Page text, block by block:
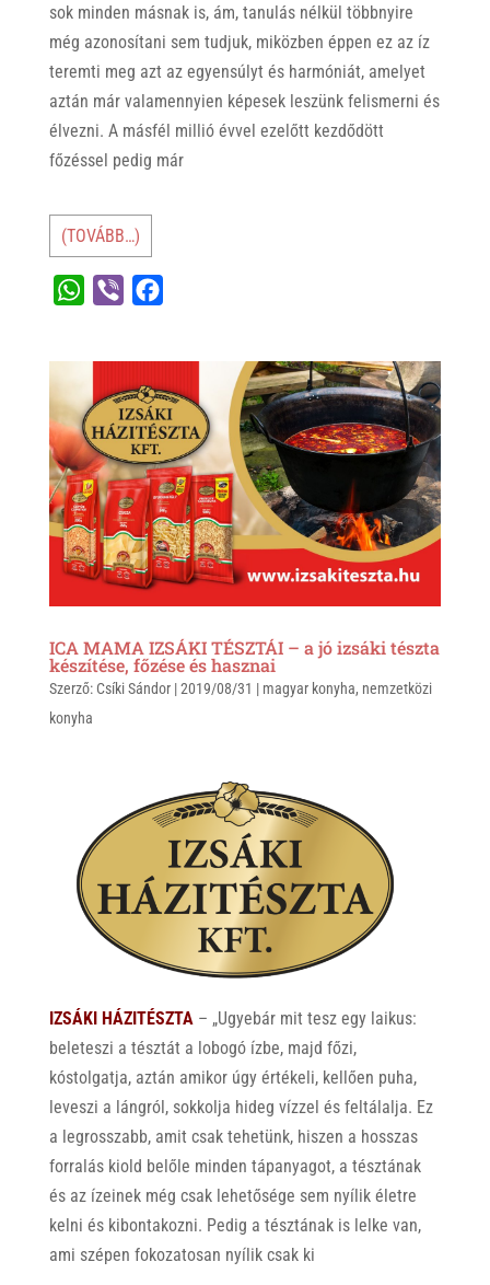
sok minden másnak is, ám, tanulás nélkül többnyire
még azonosítani sem tudjuk, miközben éppen ez az íz
teremti meg azt az egyensúlyt és harmóniát, amelyet
aztán már valamennyien képesek leszünk felismerni és
élvezni. A másfél millió évvel ezelőtt kezdődött
főzéssel pedig már
(TOVÁBB…)
s
A
p
p
r
b
o
o
k
ICA MAMA IZSÁKI TÉSZTÁI – a jó izsáki tészta
készítése, főzése és hasznai
Szerző: Csíki Sándor|2019/08/31 | magyar konyha, nemzetközi
konyha
IZSÁKI HÁZITÉSZTA– „Ugyebár mit tesz egy laikus:
beleteszi a tésztát a lobogó ízbe, majd főzi,
kóstolgatja, aztán amikor úgy értékeli, kellően puha,
leveszi a lángról, sokkolja hideg vízzel és feltálalja. Ez
a legrosszabb, amit csak tehetünk, hiszen a hosszas
forralás kiold belőle minden tápanyagot, a tésztának
és az ízeinek még csak lehetősége sem nyílik életre
kelni és kibontakozni. Pedig a tésztának is lelke van,
ami szépen fokozatosan nyílik csak ki